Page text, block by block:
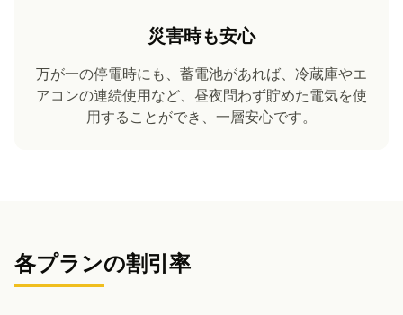
災害時も安心
万が一の停電時にも、蓄電池があれば、冷蔵庫やエ
アコンの連続使用など、昼夜問わず貯めた電気を使
用することができ、一層安心です。
各プランの割引率